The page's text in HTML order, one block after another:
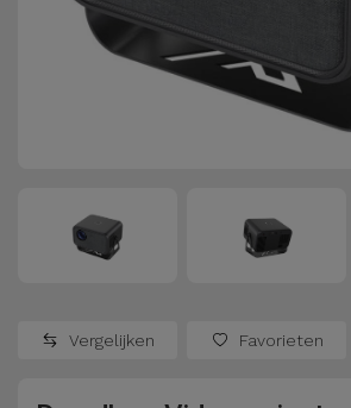
Samsung
Oppo
Refurbished
Apple
Refurbished
iMac
Consoles
Adapters
Opladers
en
Vergelijken Favorieten